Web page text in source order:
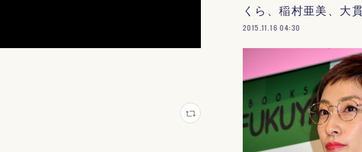
くら、稲村亜美、大
2015.11.16 04:30